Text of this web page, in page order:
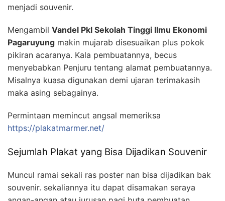
menjadi souvenir.
Mengambil Vandel Pkl Sekolah Tinggi Ilmu Ekonomi
Pagaruyung makin mujarab disesuaikan plus pokok
pikiran acaranya. Kala pembuatannya, becus
menyebabkan Penjuru tentang alamat pembuatannya.
Misalnya kuasa digunakan demi ujaran terimakasih
maka asing sebagainya.
Permintaan memincut angsal memeriksa
https://plakatmarmer.net/
Sejumlah Plakat yang Bisa Dijadikan Souvenir
Muncul ramai sekali ras poster nan bisa dijadikan bak
souvenir. sekaliannya itu dapat disamakan seraya